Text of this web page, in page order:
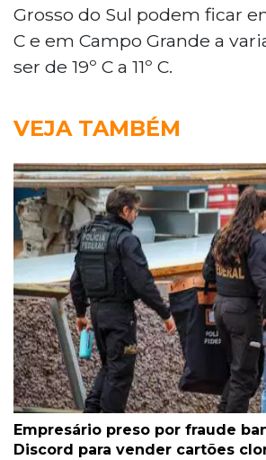
Grosso do Sul podem ficar
C e em Campo Grande a
ser de 19º C a 11º C.
VEJA TAMBÉM
Empresário preso por fraude
Discord para vender cartões